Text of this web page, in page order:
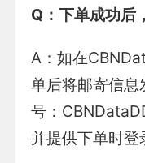
Q ：下单成功后
A：如在
单后将邮寄信
号：
并提供下单时登